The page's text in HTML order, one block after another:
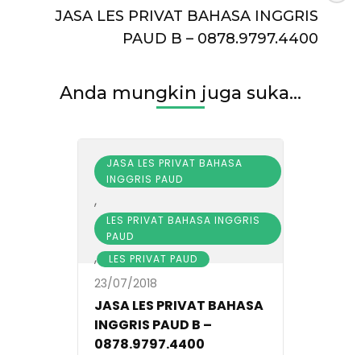
JASA LES PRIVAT BAHASA INGGRIS
PAUD B – 0878.9797.4400
Anda mungkin juga suka...
JASA LES PRIVAT BAHASA
INGGRIS PAUD
,
LES PRIVAT BAHASA INGGRIS
PAUD
, LES PRIVAT PAUD
23/07/2018
JASA LES PRIVAT BAHASA
INGGRIS PAUD B –
0878.9797.4400